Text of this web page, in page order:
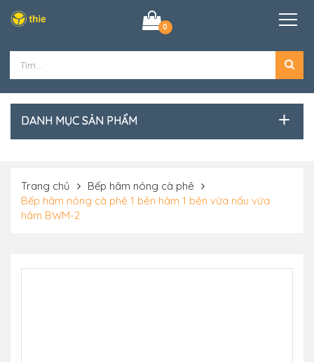
0
DANH MỤC SẢN PHẨM
Trang chủ
Bếp hâm nóng cà phê
Bếp hâm nóng cà phê 1 bên hâm 1 bên vừa nấu vừa
hâm BWM-2